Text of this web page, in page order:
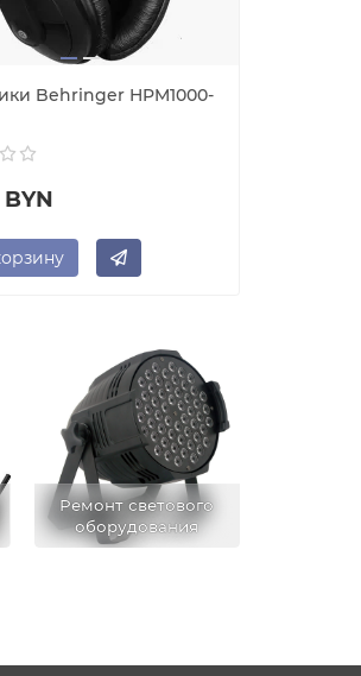
Behringer HPM1000-
Ремонт светового
оборудования